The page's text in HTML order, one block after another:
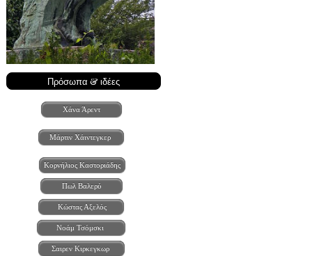
Πρόσωπα & ιδέες
Χάνα Άρεντ
Μάρτιν Χάιντεγκερ
Κορνήλιος Καστοριάδης
Πωλ Βαλερύ
Κώστας Αξελός
Νοάμ Τσόμσκι
Σαιρεν Κιρκεγκωρ